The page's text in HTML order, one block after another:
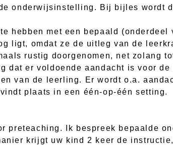
onderwijsinstelling. Bij bijles wordt
hebben met een bepaald
ligt, omdat ze de uitleg van de
rustig doorgenomen, net zolang
dat er voldoende aandacht is voor
van de leerling. Er wordt o.a.
plaats in een één-op-één setting.
preteaching. Ik bespreek bepaalde
krijgt uw kind 2 keer de